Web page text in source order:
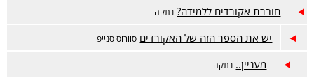
חוברת אקורדים ללמידה? נתקה
יש את הספר הזה של האקורדים סוורוס סנייפ
מעניין.. נתקה